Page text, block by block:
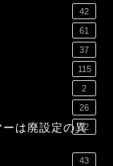
42
61
37
115
2
26
は廃設定の異
12
43